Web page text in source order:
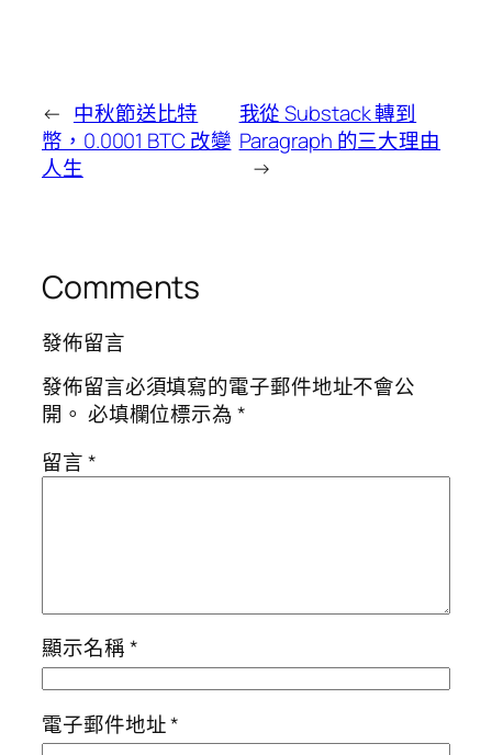
← 中秋節送比特
幣，0.0001 BTC 改變
人生
我從 Substack 轉到
Paragraph 的三大理由
→
Comments
發佈留言
發佈留言必須填寫的電子郵件地址不會公
開。 必填欄位標示為*
留言*
顯示名稱*
電子郵件地址*